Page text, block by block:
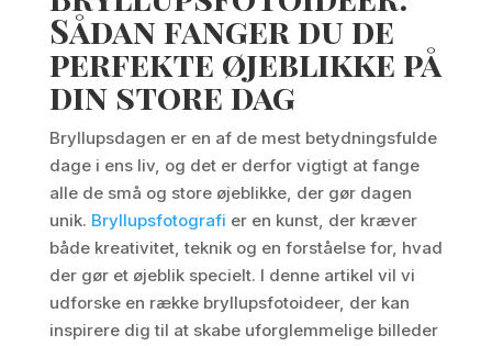
Sådan fanger du de
perfekte øjeblikke på
din store dag
Bryllupsdagen er en af de mest betydningsfulde
dage i ens liv, og det er derfor vigtigt at fange
alle de små og store øjeblikke, der gør dagen
unik. Bryllupsfotografi er en kunst, der kræver
både kreativitet, teknik og en forståelse for, hvad
der gør et øjeblik specielt. I denne artikel vil vi
udforske en række bryllupsfotoideer, der kan
inspirere dig til at skabe uforglemmelige billeder